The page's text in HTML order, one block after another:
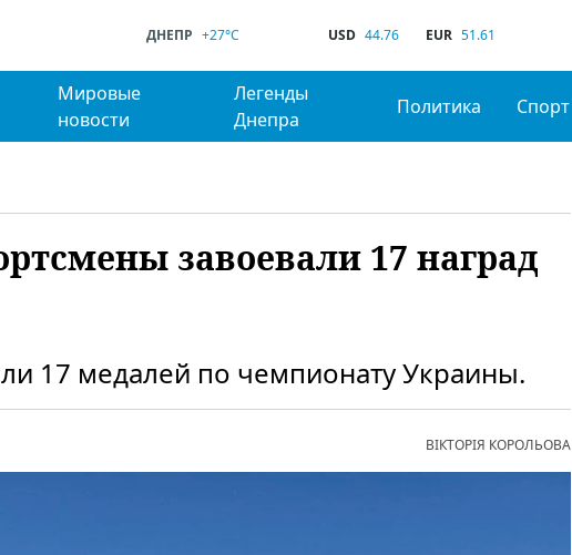
ДНЕПР +27°C USD 44.76 EUR 51.61
Мировые
новости
Легенды
Днепра
Политика Спорт
завоевали 17 наград
17 медалей по чемпионату Украины.
ВІКТОРІЯ КОРОЛЬОВА